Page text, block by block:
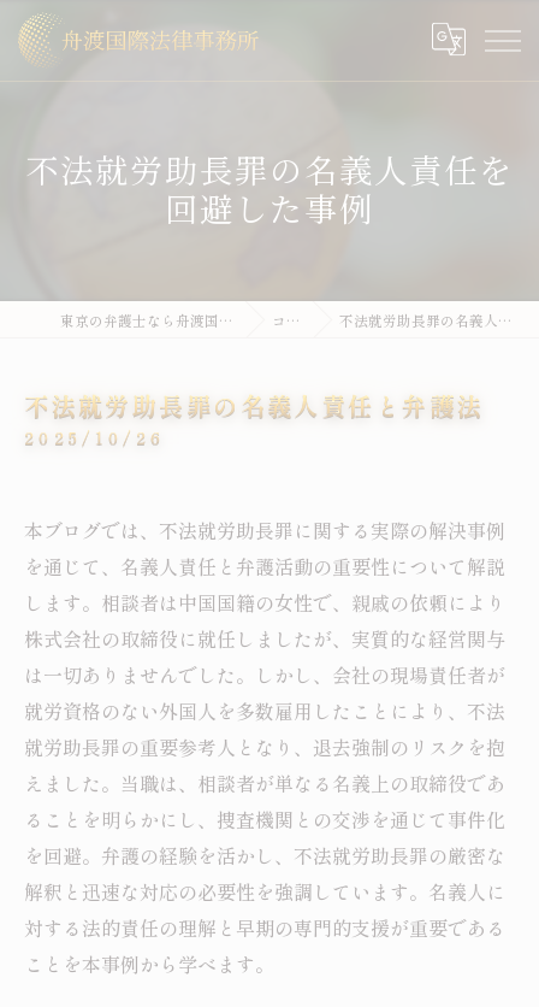
不法就労助長罪の名義人責任を
回避した事例
東京の弁護士なら舟渡国際法律事務所 コラム 不法就労助長罪の名義人責任と弁護法
不法就労助長罪の名義人責任と弁護法
2025/10/26
本ブログでは、不法就労助長罪に関する実際の解決事例
を通じて、名義人責任と弁護活動の重要性について解説
します。相談者は中国国籍の女性で、親戚の依頼により
株式会社の取締役に就任しましたが、実質的な経営関与
は一切ありませんでした。しかし、会社の現場責任者が
就労資格のない外国人を多数雇用したことにより、不法
就労助長罪の重要参考人となり、退去強制のリスクを抱
えました。当職は、相談者が単なる名義上の取締役であ
ることを明らかにし、捜査機関との交渉を通じて事件化
を回避。弁護の経験を活かし、不法就労助長罪の厳密な
解釈と迅速な対応の必要性を強調しています。名義人に
対する法的責任の理解と早期の専門的支援が重要である
ことを本事例から学べます。